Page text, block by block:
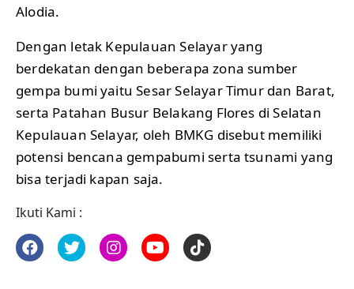
Alodia.
Dengan letak Kepulauan Selayar yang
berdekatan dengan beberapa zona sumber
gempa bumi yaitu Sesar Selayar Timur dan Barat,
serta Patahan Busur Belakang Flores di Selatan
Kepulauan Selayar, oleh BMKG disebut memiliki
potensi bencana gempabumi serta tsunami yang
bisa terjadi kapan saja.
Ikuti Kami :